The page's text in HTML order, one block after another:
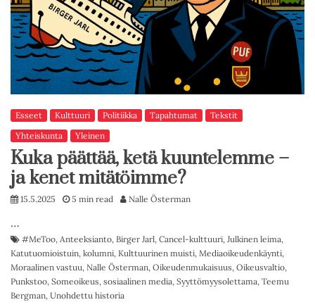
Esseet Kulttuuri Politiikka Tapahtumat
Tekstit
Yhteiskunta
Yleinen
Kuka päättää, ketä kuuntelemme –
ja kenet mitätöimme?
15.5.2025 5 min read Nalle Österman
…
#MeToo, Anteeksianto, Birger Jarl, Cancel-kulttuuri, Julkinen leima,
Katutuomioistuin, kolumni, Kulttuurinen muisti, Mediaoikeudenkäynti,
Moraalinen vastuu, Nalle Österman, Oikeudenmukaisuus, Oikeusvaltio,
Punkstoo, Someoikeus, sosiaalinen media, Syyttömyysolettama, Teemu
Bergman, Unohdettu historia